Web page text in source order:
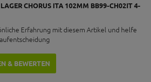
CHORUS ITA 102MM BB99-CH02IT 4-
Erfahrung mit diesem Artikel und helfe
& BEWERTEN